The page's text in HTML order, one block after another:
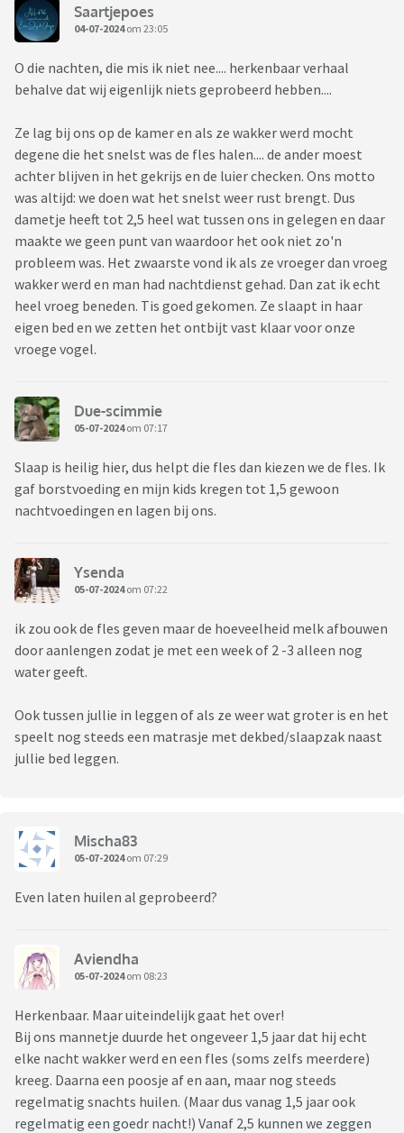
Saartjepoes
04-07-2024om 23:05
O die nachten, die mis ik niet nee.... herkenbaar verhaal
behalve dat wij eigenlijk niets geprobeerd hebben....
Ze lag bij ons op de kamer en als ze wakker werd mocht
degene die het snelst was de fles halen.... de ander moest
achter blijven in het gekrijs en de luier checken. Ons motto
was altijd: we doen wat het snelst weer rust brengt. Dus
dametje heeft tot 2,5 heel wat tussen ons in gelegen en daar
maakte we geen punt van waardoor het ook niet zo'n
probleem was. Het zwaarste vond ik als ze vroeger dan vroeg
wakker werd en man had nachtdienst gehad. Dan zat ik echt
heel vroeg beneden. Tis goed gekomen. Ze slaapt in haar
eigen bed en we zetten het ontbijt vast klaar voor onze
vroege vogel.
Due-scimmie
05-07-2024om 07:17
Slaap is heilig hier, dus helpt die fles dan kiezen we de fles. Ik
gaf borstvoeding en mijn kids kregen tot 1,5 gewoon
nachtvoedingen en lagen bij ons.
Ysenda
05-07-2024om 07:22
ik zou ook de fles geven maar de hoeveelheid melk afbouwen
door aanlengen zodat je met een week of 2 -3 alleen nog
water geeft.
Ook tussen jullie in leggen of als ze weer wat groter is en het
speelt nog steeds een matrasje met dekbed/slaapzak naast
jullie bed leggen.
Mischa83
05-07-2024om 07:29
Even laten huilen al geprobeerd?
Aviendha
05-07-2024om 08:23
Herkenbaar. Maar uiteindelijk gaat het over!
Bij ons mannetje duurde het ongeveer 1,5 jaar dat hij echt
elke nacht wakker werd en een fles (soms zelfs meerdere)
kreeg. Daarna een poosje af en aan, maar nog steeds
regelmatig snachts huilen. (Maar dus vanag 1,5 jaar ook
regelmatig een goedr nacht!) Vanaf 2,5 kunnen we zeggen